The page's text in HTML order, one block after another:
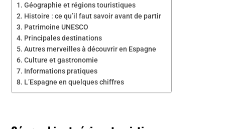
Géographie et régions touristiques
Histoire : ce qu’il faut savoir avant de partir
Patrimoine UNESCO
Principales destinations
Autres merveilles à découvrir en Espagne
Culture et gastronomie
Informations pratiques
L’Espagne en quelques chiffres